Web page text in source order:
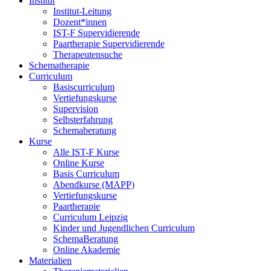
Institut-Leitung
Dozent*innen
IST-F Supervidierende
Paartherapie Supervidierende
Therapeutensuche
Schematherapie
Curriculum
Basiscurriculum
Vertiefungskurse
Supervision
Selbsterfahrung
Schemaberatung
Kurse
Alle IST-F Kurse
Online Kurse
Basis Curriculum
Abendkurse (MAPP)
Vertiefungskurse
Paartherapie
Curriculum Leipzig
Kinder und Jugendlichen Curriculum
SchemaBeratung
Online Akademie
Materialien